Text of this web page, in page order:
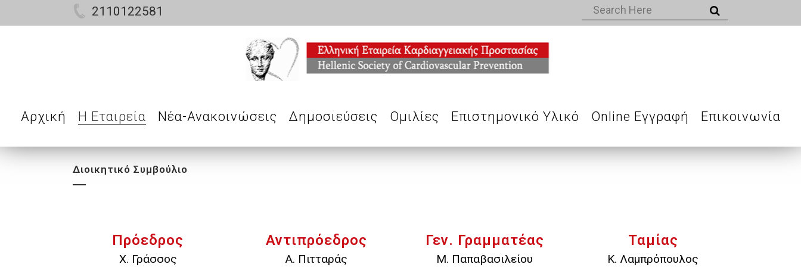
2110122581
Αρχική Η Εταιρεία Νέα-Ανακοινώσεις Δημοσιεύσεις Ομιλίες Επιστημονικό Υλικό Online Εγγραφή Επικοινωνία
Διοικητικό Συμβούλιο
Πρόεδρος
Χ. Γράσσος
Αντιπρόεδρος
Α. Πιτταράς
Γεν. Γραμματέας
Μ. Παπαβασιλείου
Ταμίας
Κ. Λαμπρόπουλος